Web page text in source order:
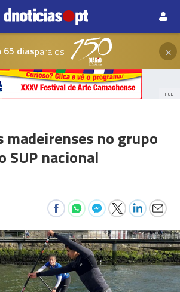
65 diaspara os ×
PUB
madeirenses no grupo
SUP nacional